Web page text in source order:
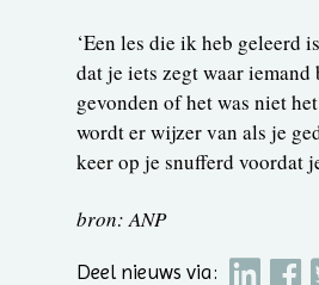
‘Een les die ik heb geleerd
dat je iets zegt waar
gevonden of het was niet
wordt er wijzer van als je
keer op je snufferd voordat
bron: ANP
Deel nieuws via: